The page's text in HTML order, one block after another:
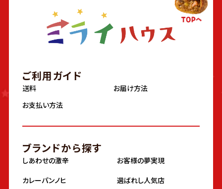
ご利用ガイド
送料
お届け方法
お支払い方法
ブランドから探す
しあわせの激辛
お客様の夢実現
カレーパンノヒ
選ばれし人気店